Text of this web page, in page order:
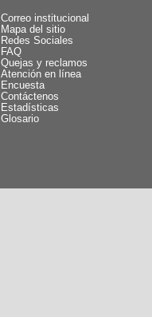
Correo institucional
Mapa del sitio
Redes Sociales
FAQ
Quejas y reclamos
Atención en línea
Encuesta
Contáctenos
Estadísticas
Glosario